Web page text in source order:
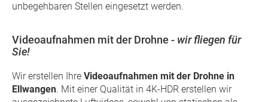
unbegehbaren Stellen eingesetzt werden.
Videoaufnahmen mit der Drohne - wir fliegen für
Sie!
Wir erstellen Ihre Videoaufnahmen mit der Drohne in
Ellwangen. Mit einer Qualität in 4K-HDR erstellen wir